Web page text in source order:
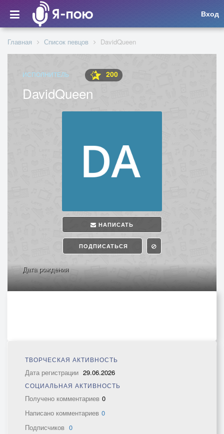
Вход
Главная Список певцов DavidQueen
ИСПОЛНИТЕЛЬ 200
DavidQueen
НАПИСАТЬ
ПОДПИСАТЬСЯ
Дата рождения
ТВОРЧЕСКАЯ АКТИВНОСТЬ
Дата регистрации 29.06.2026
СОЦИАЛЬНАЯ АКТИВНОСТЬ
Получено комментариев 0
Написано комментариев 0
Подписчиков 0